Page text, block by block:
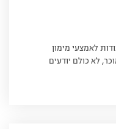
לאמצעי מימון
לא כולם יודעים